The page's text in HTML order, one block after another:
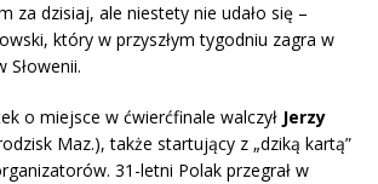
za dzisiaj, ale niestety nie udało się –
który w przyszłym tygodniu zagra w
Słowenii.
o miejsce w ćwierćfinale walczył Jerzy
Maz.), także startujący z „dziką kartą”
31-letni Polak przegrał w